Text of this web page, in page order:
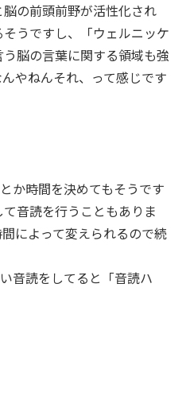
の前頭前野が活性化され
うですし、「ウェルニッケ
脳の言葉に関する領域も強
やねんそれ、って感じです
か時間を決めてもそうです
音読を行うこともありま
によって変えられるので続
音読をしてると「音読ハ